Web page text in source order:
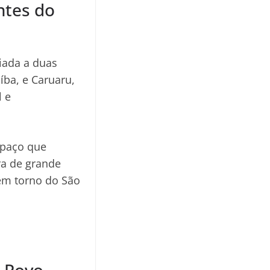
do
a duas
e Caruaru,
e
que
de grande
torno do São